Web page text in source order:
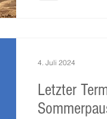
Letzter
4. Juli 2024